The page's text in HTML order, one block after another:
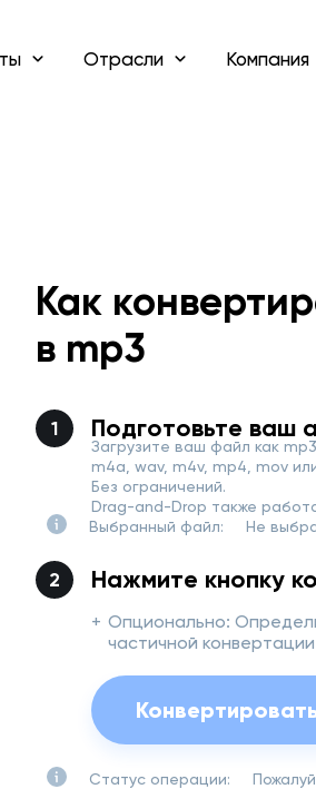
Отрасли Компания
Как
в mp3
Подготовьте ваш
Загрузите ваш файл как
m4a, wav, m4v, mp4, mov
Без ограничений.
Drag-and-Drop также
Выбранный файл: Не
Нажмите кнопку
Опционально:
частичной конвертации
+
Статус операции: